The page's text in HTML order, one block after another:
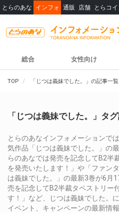
とらのあな インフォ 通販 店舗 とらコ
総合 女性向け
TOP 「じつは義妹でした。」の記事一覧
「じつは義妹でした。」タ
とらのあなインフォメーションで
気作品「じつは義妹でした。」の
らのあなでは発売を記念してB2半
を発売いたします！」や「ファン
は義妹でした。」の最新3巻が6月
売を記念してB2半裁タペストリー
す！」など、じつは義妹でした。
イベント、キャンペーンの最新情